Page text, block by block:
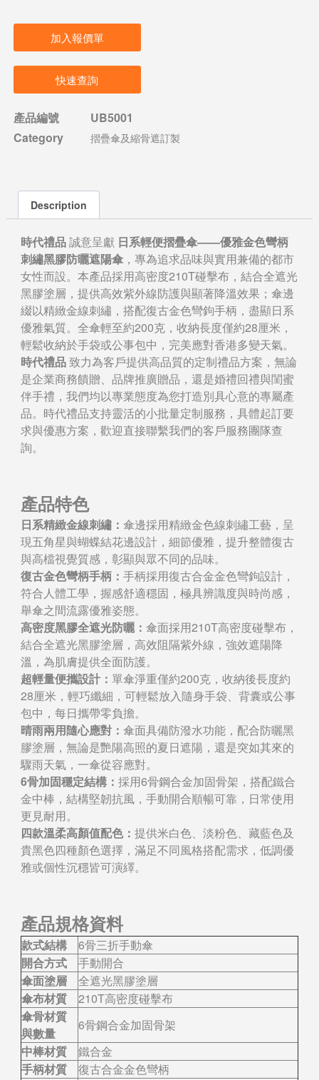
加入報價單
快速查詢
產品編號
UB5001
Category
摺疊傘及縮骨遮訂製
Description
時代禮品誠意呈獻 日系輕便摺疊傘——優雅金色彎柄
刺繡黑膠防曬遮陽傘，專為追求品味與實用兼備的都市
女性而設。本產品採用高密度210T碰擊布，結合全遮光
黑膠塗層，提供高效紫外線防護與顯著降溫效果；傘邊
綴以精緻金線刺繡，搭配復古金色彎鉤手柄，盡顯日系
優雅氣質。全傘輕至約200克，收納長度僅約28厘米，
輕鬆收納於手袋或公事包中，完美應對香港多變天氣。
時代禮品致力為客戶提供高品質的定制禮品方案，無論
是企業商務饋贈、品牌推廣贈品，還是婚禮回禮與閨蜜
伴手禮，我們均以專業態度為您打造別具心意的專屬產
品。時代禮品支持靈活的小批量定制服務，具體起訂要
求與優惠方案，歡迎直接聯繫我們的客戶服務團隊查
詢。
產品特色
日系精緻金線刺繡： 傘邊採用精緻金色線刺繡工藝，呈
現五角星與蝴蝶結花邊設計，細節優雅，提升整體復古
與高檔視覺質感，彰顯與眾不同的品味。
復古金色彎柄手柄： 手柄採用復古合金金色彎鉤設計，
符合人體工學，握感舒適穩固，極具辨識度與時尚感，
舉傘之間流露優雅姿態。
高密度黑膠全遮光防曬： 傘面採用210T高密度碰擊布，
結合全遮光黑膠塗層，高效阻隔紫外線，強效遮陽降
溫，為肌膚提供全面防護。
超輕量便攜設計： 單傘淨重僅約200克，收納後長度約
28厘米，輕巧纖細，可輕鬆放入隨身手袋、背囊或公事
包中，每日攜帶零負擔。
晴雨兩用隨心應對： 傘面具備防潑水功能，配合防曬黑
膠塗層，無論是艷陽高照的夏日遮陽，還是突如其來的
驟雨天氣，一傘從容應對。
6骨加固穩定結構： 採用6骨鋼合金加固骨架，搭配鐵合
金中棒，結構堅韌抗風，手動開合順暢可靠，日常使用
更見耐用。
四款溫柔高顏值配色： 提供米白色、淡粉色、藏藍色及
貴黑色四種顏色選擇，滿足不同風格搭配需求，低調優
雅或個性沉穩皆可演繹。
產品規格資料
款式結構
6骨三折手動傘
開合方式
手動開合
傘面塗層
全遮光黑膠塗層
傘布材質
210T高密度碰擊布
傘骨材質
與數量
6骨鋼合金加固骨架
中棒材質
鐵合金
手柄材質
復古合金金色彎柄